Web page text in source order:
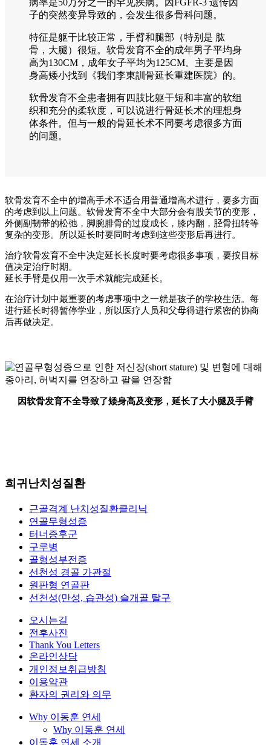
子的突然变异导致的，会发生很多骨科问题。
特征是躯干比较正常，手臂和腿部（特别是 肱
骨，大腿）很短。软骨发育不全的成年男子平均身
高为130CM，成年女子平均为125CM。主要是因
身高矮小找到《我们李東訓骨延长重建医院》的。
软骨发育不全患者拥有四肢比躯干短和丰富的软组
织和充分的柔软度，可以说进行骨延长术的理想身
体条件。但与一般的骨延长术不同要考虑很多方面
的问题。
软骨发育不全中的增高手术不适合用普通增高术进行，要多方面
的考虑到以上问题。软骨发育不全中大部分会有股关节的变形，
外侧副韧带的松弛，脚腕腓骨的过度成长，膝内翻，胫骨扭转等
复杂的变形。所以延长时要同时考虑到这些变形后再进行。
治疗软骨发育不全中决定延长长度时要考虑很多事项，要按目标
值决定治疗时期。
延长手臂是仅用一次手术就能完成延长。
在治疗计划中最重要的考虑事项中之一就是孩子的学校生活。每
进行延长时得暂停学业，所以医疗人员和父母得进行紧密的协商
后再做决定。
因软骨发育不全导致了矮身高及变形，延长了大小腿及手臂
희귀난치성질환
근골격계 난치성질환클리닉
연골무형성증
터너증후군
구루병
골형성부전증
선천성 경골 가관절
원판형 연골판
선천성(만성, 습관성) 슬개골 탈구
오시는길
전후사진
Thank You Letters
온라인상담
개인정보취급방침
이용약관
환자의 권리와 의무
Why 이동훈 연세
Why 이동훈 연세
이동훈 연세 소개